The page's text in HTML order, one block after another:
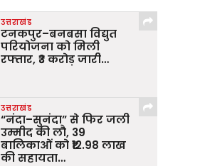
उत्तराखंड
टनकपुर–बनबसा विद्युत
परियोजना को मिली
रफ्तार, ₹3 करोड़ जारी…
उत्तराखंड
“नंदा–सुनंदा” से फिर जली
उम्मीद की लौ, 39
बालिकाओं को ₹12.98 लाख
की सहायता…